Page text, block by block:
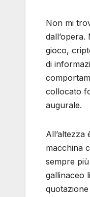
Non mi
gioco,
di
collocato
augurale.
macchina
sempre
gallinaceo